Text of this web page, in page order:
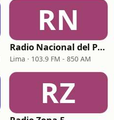
RN
Radio Nacional del Perú
Lima · 103.9 FM - 850 AM
RZ